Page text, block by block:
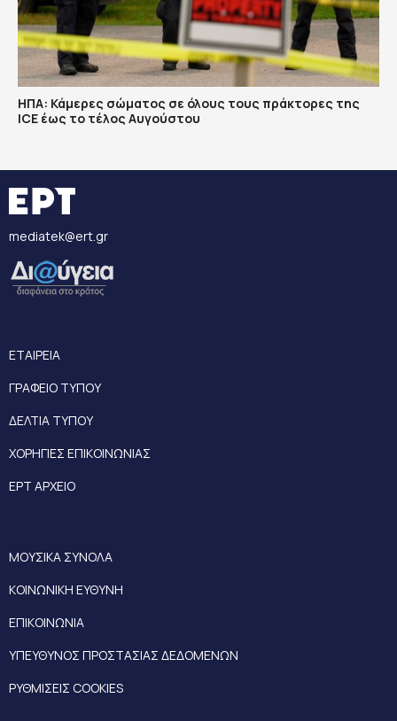
ΗΠΑ: Κάμερες σώματος σε όλους τους πράκτορες της
ICE έως το τέλος Αυγούστου
mediatek@ert.gr
ΕΤΑΙΡΕΙΑ
ΓΡΑΦΕΙΟ ΤΥΠΟΥ
ΔΕΛΤΙΑ ΤΥΠΟΥ
ΧΟΡΗΓΙΕΣ ΕΠΙΚΟΙΝΩΝΙΑΣ
ΕΡΤ ΑΡΧΕΙΟ
ΜΟΥΣΙΚΑ ΣΥΝΟΛΑ
ΚΟΙΝΩΝΙΚΗ ΕΥΘΥΝΗ
ΕΠΙΚΟΙΝΩΝΙΑ
ΥΠΕΥΘΥΝΟΣ ΠΡΟΣΤΑΣΙΑΣ ΔΕΔΟΜΕΝΩΝ
ΡΥΘΜΙΣΕΙΣ COOKIES